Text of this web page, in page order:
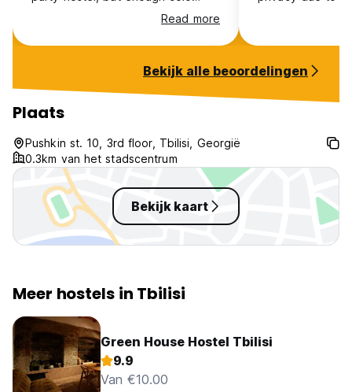
travellers to have a chit chat.
Furthermore the hosts are very
friendly, there is airconditioning,
Read more
Bekijk alle beoordelingen
Plaats
Pushkin st. 10, 3rd floor, Tbilisi, Georgië
0.3km van het stadscentrum
Bekijk kaart
Meer hostels in Tbilisi
Green House Hostel Tbilisi
9.9
Van €10.00